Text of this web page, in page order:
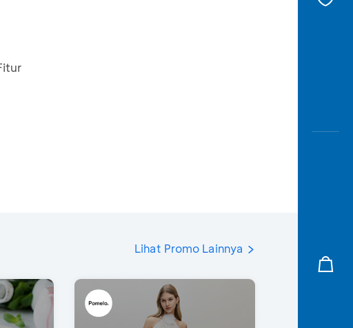
Lihat Promo Lainnya